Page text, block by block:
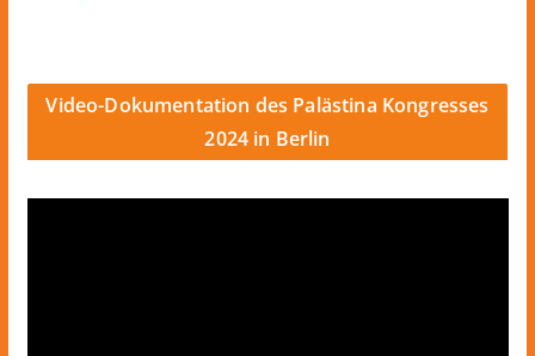
Video-Dokumentation des Palästina Kongresses
2024 in Berlin